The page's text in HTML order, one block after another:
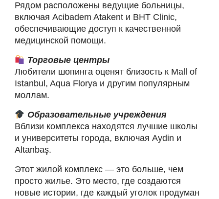
Рядом расположены ведущие больницы,
включая Acibadem Atakent и BHT Clinic,
обеспечивающие доступ к качественной
медицинской помощи.
Торговые центры
Любители шопинга оценят близость к Mall of
Istanbul, Aqua Florya и другим популярным
моллам.
Образовательные учреждения
Вблизи комплекса находятся лучшие школы
и университеты города, включая Aydin и
Altanbaş.
Этот жилой комплекс — это больше, чем
просто жилье. Это место, где создаются
новые истории, где каждый уголок продуман